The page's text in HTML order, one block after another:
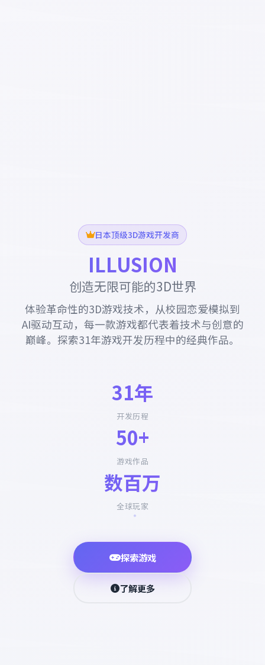
日本顶级3D游戏开发商
ILLUSION
创造无限可能的3D世界
体验革命性的3D游戏技术，从校园恋爱模拟到
AI驱动互动，每一款游戏都代表着技术与创意的
巅峰。探索31年游戏开发历程中的经典作品。
31年
开发历程
50+
游戏作品
数百万
全球玩家
探索游戏
了解更多